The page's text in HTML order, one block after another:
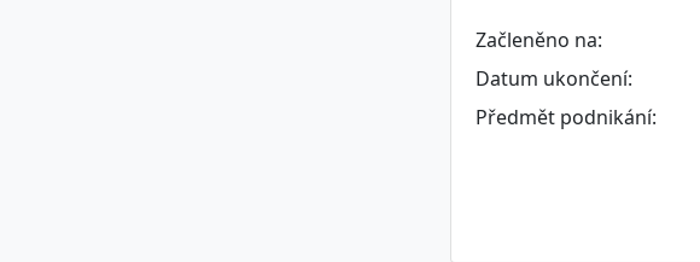
Začleněno na:
Datum ukončení:
Předmět podnikání: